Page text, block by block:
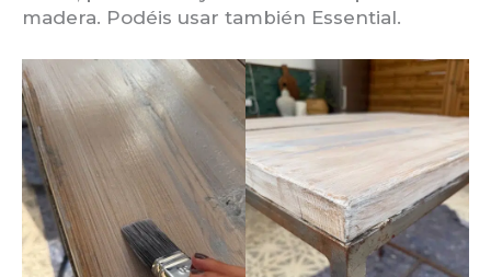
madera. Podéis usar también Essential.